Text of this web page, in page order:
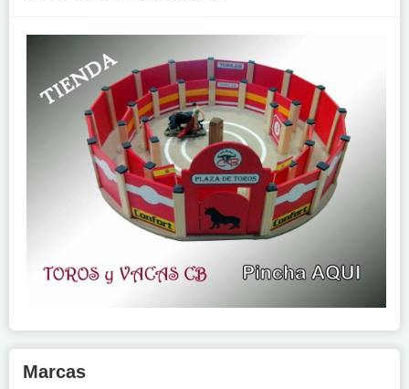
Marcas